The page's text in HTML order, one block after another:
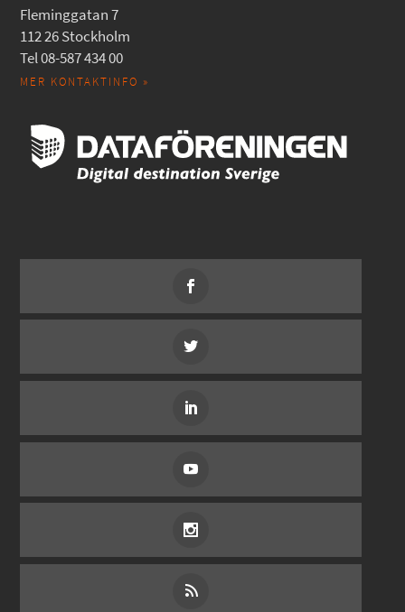
Fleminggatan 7
112 26 Stockholm
Tel 08-587 434 00
MER KONTAKTINFO »